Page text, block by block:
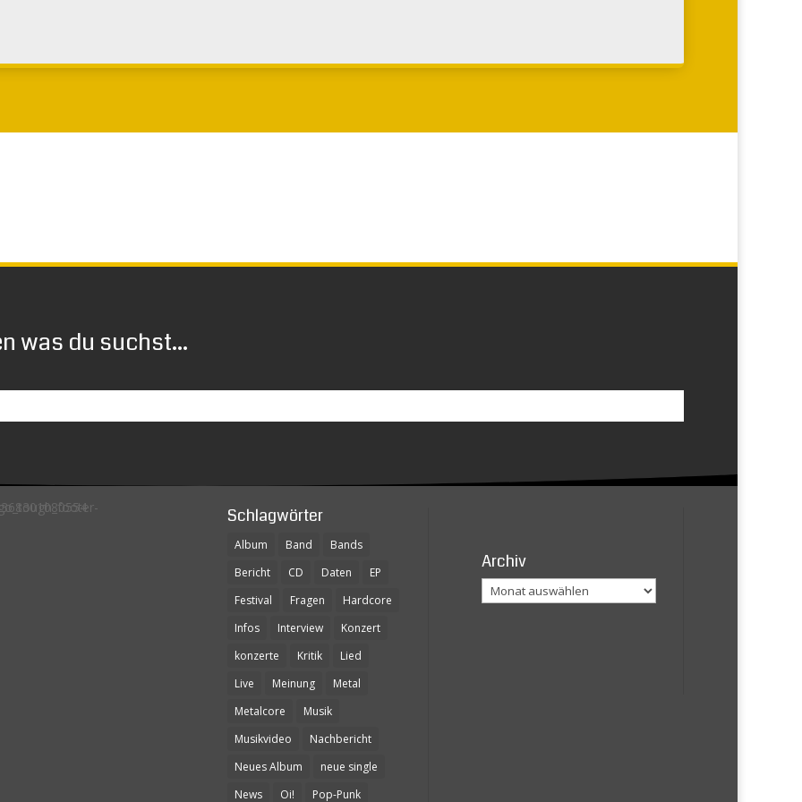
was du suchst...
Schlagwörter
Album Band
Bands
Bericht
CD Daten
EP
Festival
Fragen
Hardcore
Infos
Interview
Konzert
konzerte
Kritik
Lied
Live
Meinung
Metal
Metalcore
Musik
Musikvideo
Nachbericht
Neues Album
neue single
News
Oi! Pop-Punk
Archiv
Archiv